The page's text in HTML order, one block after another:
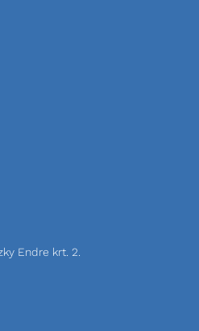
Endre krt. 2.